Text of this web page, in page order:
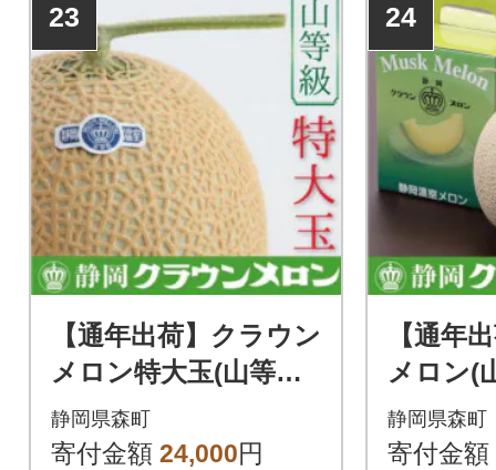
23
【通年出荷】クラウン
メロン特大玉(山等級)
1玉【森町SF】
静岡県森町
寄付金額 24,000円
24
【通年
メロン
ギフト
F】
静岡県森町
寄付金額